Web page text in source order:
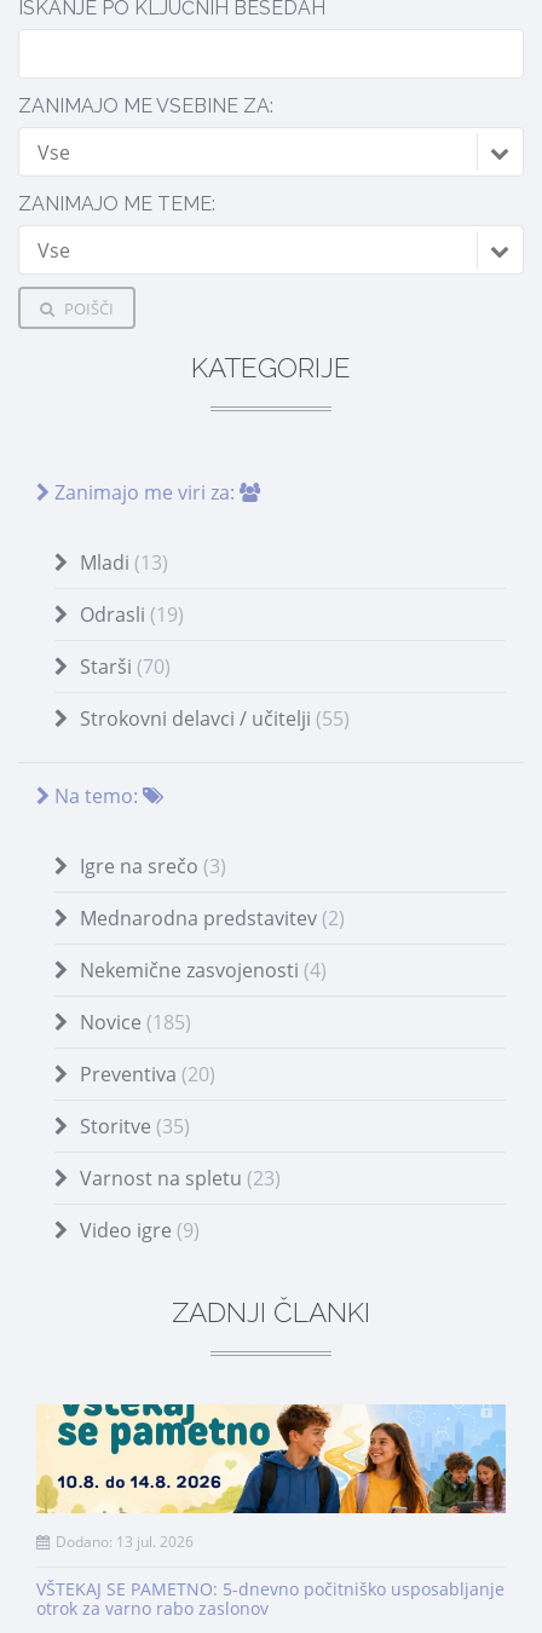
ISKANJE PO KLJUČNIH BESEDAH
ZANIMAJO ME VSEBINE ZA:
Vse
ZANIMAJO ME TEME:
Vse
POIŠČI
KATEGORIJE
Zanimajo me viri za:
Mladi (13)
Odrasli (19)
Starši (70)
Strokovni delavci / učitelji (55)
Na temo:
Igre na srečo (3)
Mednarodna predstavitev (2)
Nekemične zasvojenosti (4)
Novice (185)
Preventiva (20)
Storitve (35)
Varnost na spletu (23)
Video igre (9)
ZADNJI ČLANKI
Dodano: 13 jul. 2026
VŠTEKAJ SE PAMETNO: 5-dnevno počitniško usposabljanje
otrok za varno rabo zaslonov